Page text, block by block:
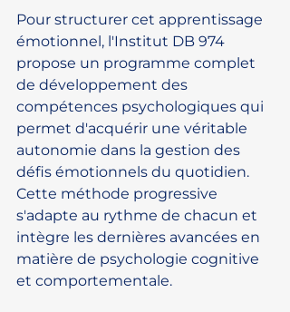
Pour structurer cet apprentissage
émotionnel, l'Institut DB 974
propose un programme complet
de développement des
compétences psychologiques qui
permet d'acquérir une véritable
autonomie dans la gestion des
défis émotionnels du quotidien.
Cette méthode progressive
s'adapte au rythme de chacun et
intègre les dernières avancées en
matière de psychologie cognitive
et comportementale.